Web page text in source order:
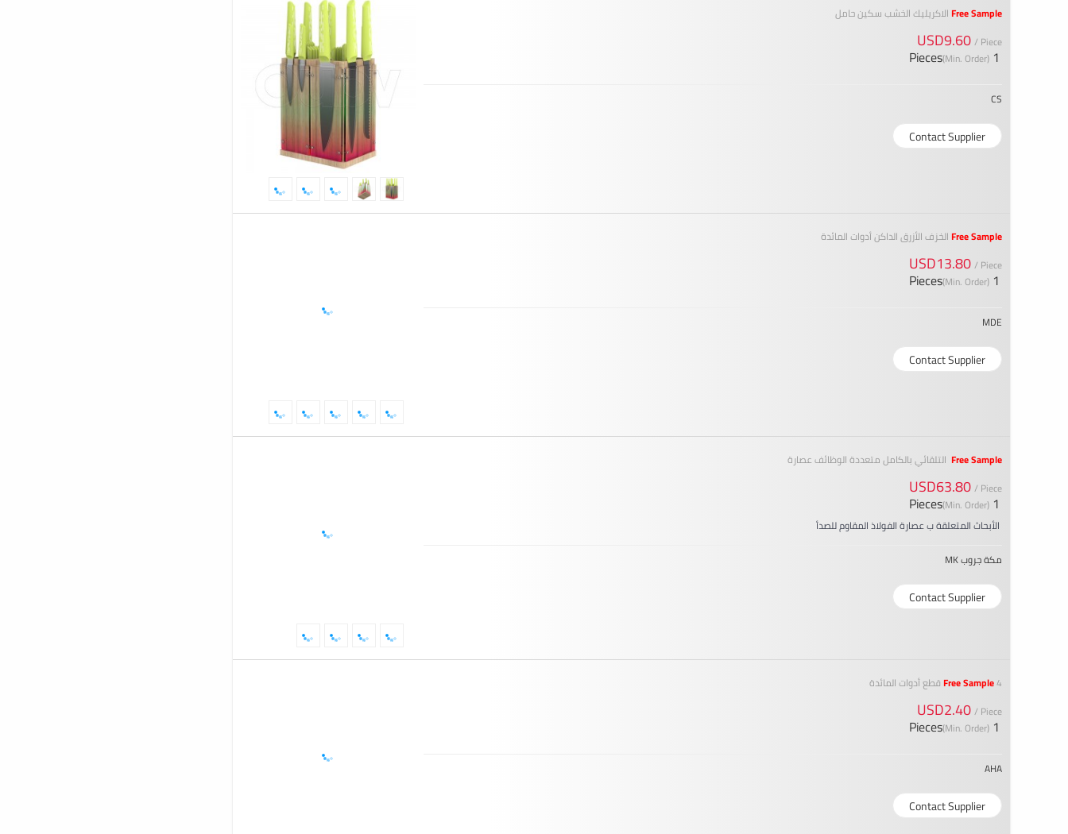
Free Sampleالاكريليك الخشب سكين حامل
USD9.60/ Piece
1 Pieces
(Min. Order)
CS
Contact Supplier
Free Sampleالخزف الأزرق الداكن أدوات المائدة
USD13.80/ Piece
1 Pieces
(Min. Order)
MDE
Contact Supplier
Free Sample التلقائي بالكامل متعددة الوظائف عصارة
USD63.80/ Piece
1 Pieces
(Min. Order)
الأبحاث المتعلقة ب عصارة الفولاذ المقاوم للصدأ
مكة جروب MK
Contact Supplier
Free Sample4 قطع أدوات المائدة
USD2.40/ Piece
1 Pieces
(Min. Order)
AHA
Contact Supplier